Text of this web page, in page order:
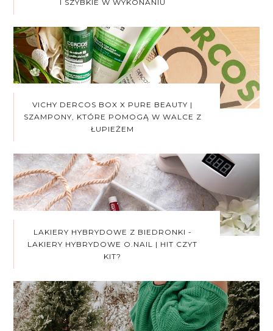
I SZYBKIE W WYKONANIU
VICHY DERCOS BOX X PURE BEAUTY |
SZAMPONY, KTÓRE POMOGĄ W WALCE Z
ŁUPIEŻEM
LAKIERY HYBRYDOWE Z BIEDRONKI -
LAKIERY HYBRYDOWE O.NAIL | HIT CZYT
KIT?